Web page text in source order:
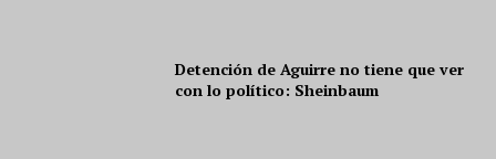
Detención de Aguirre no tiene que ver
con lo político: Sheinbaum